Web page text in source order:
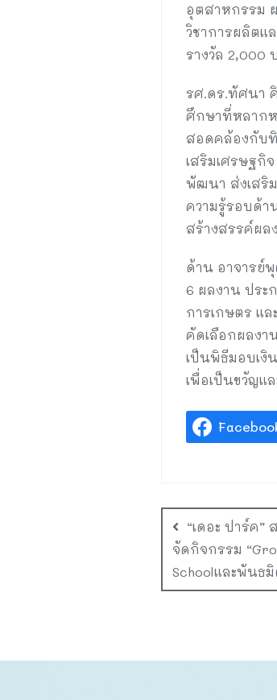
อุตสาหกรรม
วิชาการผลิตแ
รางวัล 2,000
รศ.ดร.ทัศนา
ศึกษาที่หลาก
สอดคล้องกับ
เสริมเศรษฐกิ
พัฒนา ส่งเสริ
ความรู้รอบด้
สร้างสรรค์ผล
ด้าน อาจารย์
6 ผลงาน ประ
การเกษตร แ
คัดเลือกผลงา
เป็นพิธีมอบเงิ
เพื่อเป็นขวัญแ
“เดอะ ปาร์ค
จัดกิจกรรม
Schoolและพันธ